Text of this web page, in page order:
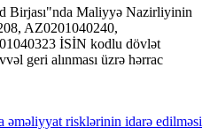
Birjası"nda Maliyyə Nazirliyinin
AZ0201040240,
İSİN kodlu dövlət
geri alınması üzrə hərrac